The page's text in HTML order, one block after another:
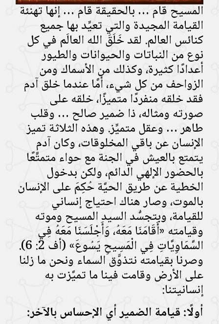
المسيح قام … بالحقيقة قام … إنها تهنئة
القيامة المجيدة والتي تعيِّد بها جميع
كنائس العالم. لقد خَلَقَ الله العالَم في كل
نوع من النباتات والحيوانات والطيور
أعدادًا كثيرة، وكذلك من الأسماك ومن
الزواحف من كل شيء، أمَّا عندما خلق آدم
فقد خلقه منفردًا متميزًا، خلقه على
صورته ومثاله، ذا ضمير صالح … وقلب
طاهر … وعقل متميِّز. وهذه الثلاثة تميز
الإنسان عن باقي المخلوقات، وكان آدم
يتمتع بالعيش في الجنة مع حواء متمتِّعًا
بالحضور الإلهي الدائم، ولكن بدخول
الخطية عن طريق الحيَّة حُكِمَ على الإنسان
بالموت، وصار هناك احتياج إنساني
للقيامة، وبتجسُّد السيد المسيح وموته
وقيامته «أَقَامَنَا مَعَهُ، وَأَجْلَسَنَا مَعَهُ فِي
السَّمَاوِيَّاتِ فِي الْمَسِيحِ يَسُوعَ» (أف 2: 6).
وصرنا بقيامته نتذوَّق السماء ونحن ما زلنا
على الأرض وقامت فينا ما تميَّزت به
إنسانيتنا:
أولًا: قيامة الضمير أي الإحساس بالآخر: